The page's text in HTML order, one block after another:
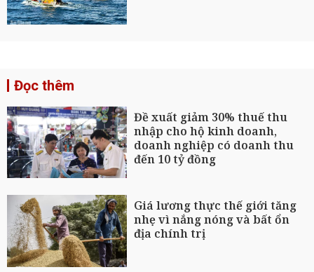
Đọc thêm
Đề xuất giảm 30% thuế thu
nhập cho hộ kinh doanh,
doanh nghiệp có doanh thu
đến 10 tỷ đồng
Giá lương thực thế giới tăng
nhẹ vì nắng nóng và bất ổn
địa chính trị